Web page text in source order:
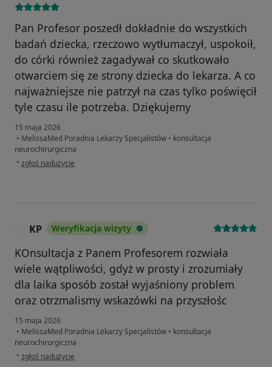
Pan Profesor poszedł dokładnie do wszystkich
badań dziecka, rzeczowo wytłumaczył, uspokoił,
do córki również zagadywał co skutkowało
otwarciem się ze strony dziecka do lekarza. A co
najważniejsze nie patrzył na czas tylko poświęcił
tyle czasu ile potrzeba. Dziękujemy
15 maja 2026
• MelissaMed Poradnia Lekarzy Specjalistów • konsultacja
neurochirurgiczna
• w opinii użytkownika Emilka wraz z mamą
zgłoś nadużycie
KP Weryfikacja wizyty
KOnsultacja z Panem Profesorem rozwiała
wiele wątpliwości, gdyż w prosty i zrozumiały
dla laika sposób został wyjaśniony problem
oraz otrzmalismy wskazówki na przyszłośc
15 maja 2026
• MelissaMed Poradnia Lekarzy Specjalistów • konsultacja
neurochirurgiczna
• w opinii użytkownika KP
zgłoś nadużycie